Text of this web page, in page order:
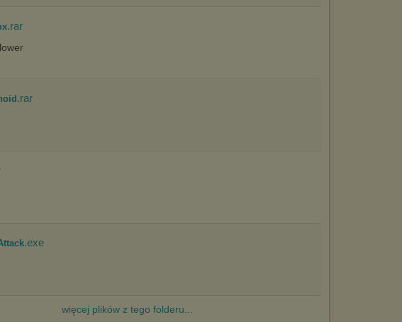
.rar
.rar
.exe
więcej plików z tego folderu...